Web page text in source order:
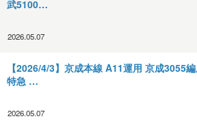
武5100…
2026.05.07
【2026/4/3】京成本線 A11運用 京成3055
特急 …
2026.05.07